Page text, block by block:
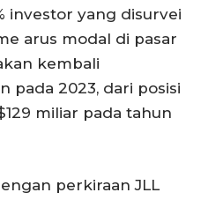
investor yang disurvei
arus modal di pasar
kembali
pada 2023, dari posisi
miliar pada tahun
perkiraan JLL